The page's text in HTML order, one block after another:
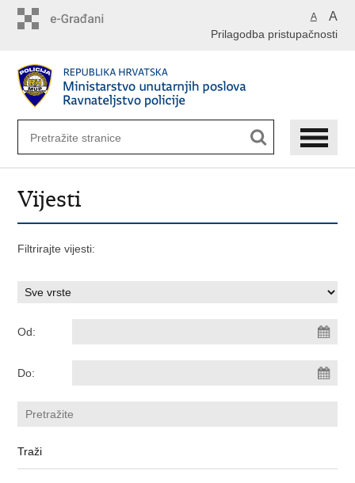
A A
Prilagodba pristupačnosti
Vijesti
Filtrirajte vijesti:
Od:
Do: